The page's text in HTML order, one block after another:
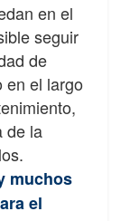
en el
seguir
de
en el largo
,
de la
muchos
el